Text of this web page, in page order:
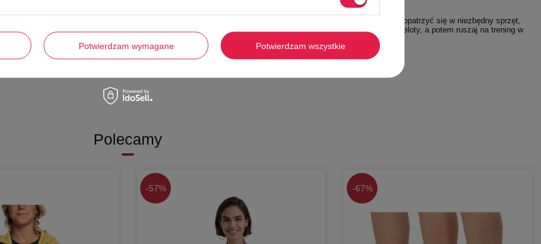
fizyczna jest Twoim nawykiem? Aby systematyczne ćwiczenia sprawiały Ci jak największą radość, musisz zaopatrzyć się w niezbędny sprzęt,
damskie. Zapakuj do niej strój, ręcznik, buty, bidon z wodą oraz inne niezbędne gadżety i prywatne bibeloty, a potem ruszaj na trening w
mieć cechy?
Polecamy
-57% -67%
Potwierdzam wymagane Potwierdzam wszystkie